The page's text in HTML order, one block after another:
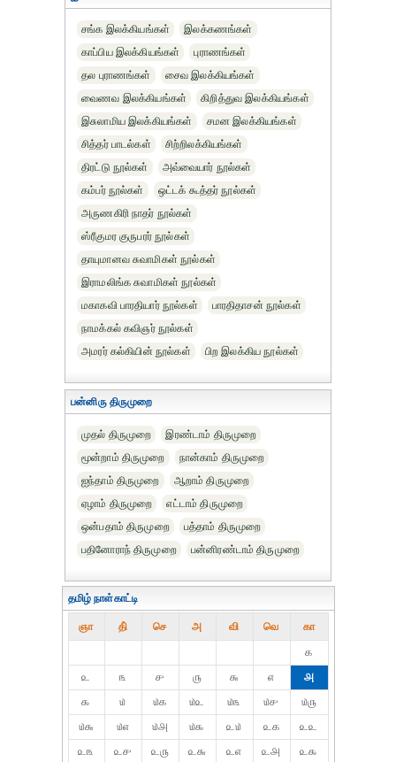
சங்க இலக்கியங்கள்
இலக்கணங்கள்
காப்பிய இலக்கியங்கள்
புராணங்கள்
தல புராணங்கள்
சைவ இலக்கியங்கள்
வைணவ இலக்கியங்கள்
கிறித்துவ இலக்கியங்கள்
இசுலாமிய இலக்கியங்கள்
சமன இலக்கியங்கள்
சித்தர் பாடல்கள்
சிற்றிலக்கியங்கள்
திரட்டு நூல்கள்
அவ்வையார் நூல்கள்
கம்பர் நூல்கள்
ஒட்டக் கூத்தர் நூல்கள்
அருணகிரி நாதர் நூல்கள்
ஸ்ரீகுமர குருபரர் நூல்கள்
தாயுமானவ சுவாமிகள் நூல்கள்
இராமலிங்க சுவாமிகள் நூல்கள்
மகாகவி பாரதியார் நூல்கள்
பாரதிதாசன் நூல்கள்
நாமக்கல் கவிஞர் நூல்கள்
அமரர் கல்கியின் நூல்கள்
பிற இலக்கிய நூல்கள்
பன்னிரு திருமுறை
முதல் திருமுறை
இரண்டாம் திருமுறை
மூன்றாம் திருமுறை
நான்காம் திருமுறை
ஐந்தாம் திருமுறை
ஆறாம் திருமுறை
ஏழாம் திருமுறை
எட்டாம் திருமுறை
ஒன்பதாம் திருமுறை
பத்தாம் திருமுறை
பதினோராந் திருமுறை
பன்னிரண்டாம் திருமுறை
தமிழ் நாள்காட்டி
ஞா தி் செ அ வி வெ கா
௧
௨
௩ ௪ ௫ ௬ ௭
௮
௯
௰ ௰௧ ௰௨ ௰௩ ௰௪
௰௫
௰௬
௰௭ ௰௮ ௰௯ ௨௰ ௨௧
௨௨
௨௩
௨௪ ௨௫ ௨௬ ௨௭ ௨௮
௨௯